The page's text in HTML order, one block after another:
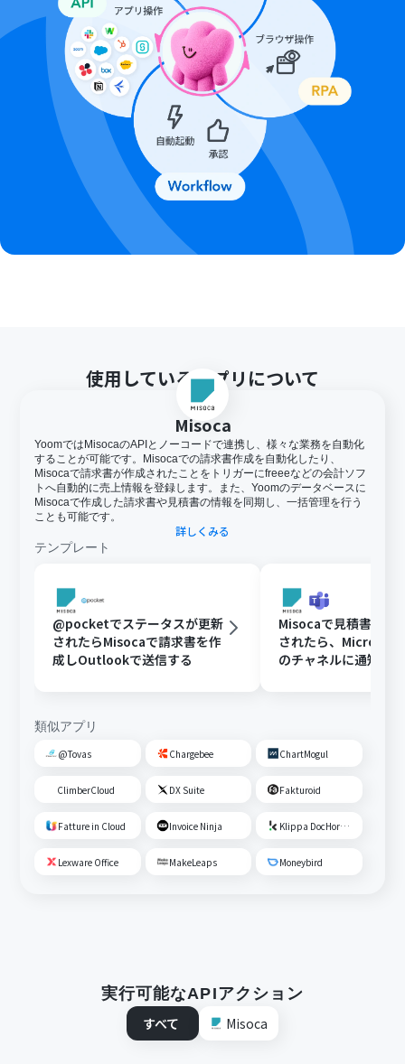
使用しているアプリについて
Misoca
YoomではMisocaのAPIとノーコードで連携し、様々な業務を自動化
することが可能です。Misocaでの請求書作成を自動化したり、
Misocaで請求書が作成されたことをトリガーにfreeeなどの会計ソフ
トへ自動的に売上情報を登録します。また、Yoomのデータベースに
Misocaで作成した請求書や見積書の情報を同期し、一括管理を行う
ことも可能です。
詳しくみる
テンプレート
@pocketでステータスが更新
されたらMisocaで請求書を作
成しOutlookで送信する
Misocaで見積書が新
されたら、
のチャネルに通知する
類似アプリ
@Tovas Chargebee ChartMogul
ClimberCloud DX Suite Fakturoid
Fatture in Cloud Invoice Ninja Klippa DocHorizon
Lexware Office MakeLeaps Moneybird
実行可能なAPIアクション
すべて
Misoca